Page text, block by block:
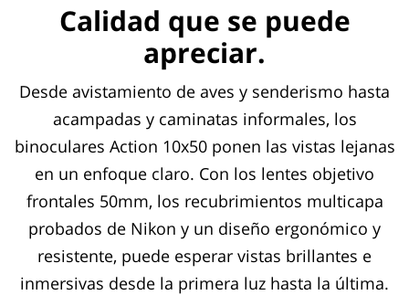
Calidad que se puede
apreciar.
Desde avistamiento de aves y senderismo hasta
acampadas y caminatas informales, los
binoculares Action 10x50 ponen las vistas lejanas
en un enfoque claro. Con los lentes objetivo
frontales 50mm, los recubrimientos multicapa
probados de Nikon y un diseño ergonómico y
resistente, puede esperar vistas brillantes e
inmersivas desde la primera luz hasta la última.